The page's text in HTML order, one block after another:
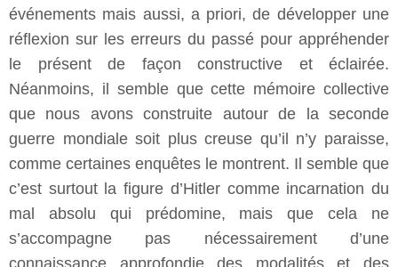
événements mais aussi, a priori, de développer une
réflexion sur les erreurs du passé pour appréhender
le présent de façon constructive et éclairée.
Néanmoins, il semble que cette mémoire collective
que nous avons construite autour de la seconde
guerre mondiale soit plus creuse qu’il n’y paraisse,
comme certaines enquêtes le montrent. Il semble que
c’est surtout la figure d’Hitler comme incarnation du
mal absolu qui prédomine, mais que cela ne
s’accompagne pas nécessairement d’une